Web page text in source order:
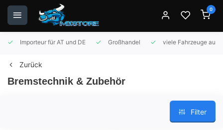
0
Importeur für AT und DE Großhandel viele Fahrzeuge auf
Zurück
Bremstechnik & Zubehör
Filter